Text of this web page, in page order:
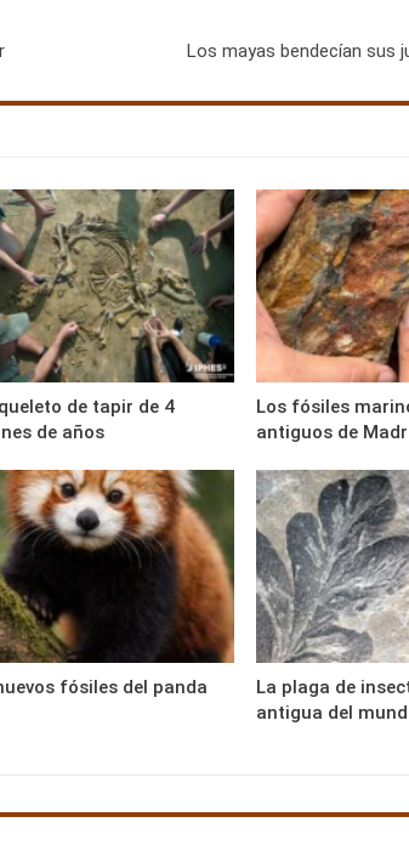
Los mayas bendecían sus
de tapir de 4
de años
Los fósiles
antiguos de
fósiles del panda
La plaga de
antigua del